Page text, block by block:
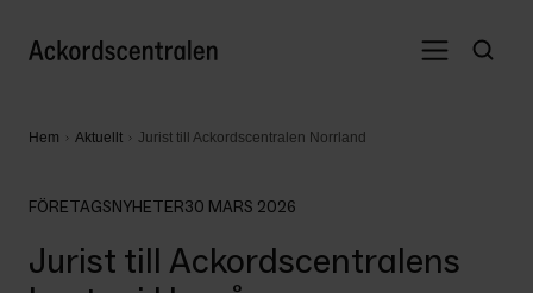
Hem Aktuellt Jurist till Ackordscentralen Norrland
FÖRETAGSNYHETER30 MARS 2026
Jurist till Ackordscentralens